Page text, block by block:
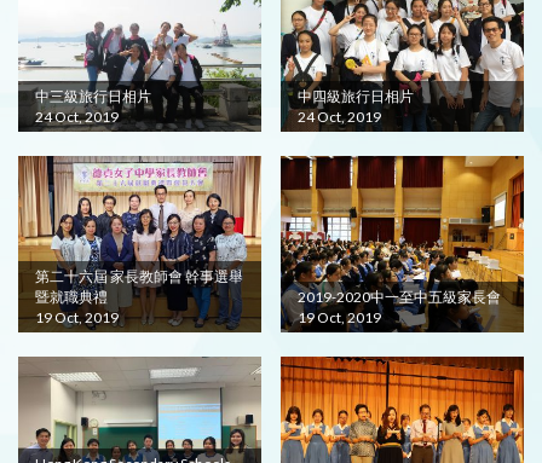
中三級旅行日相片
24 Oct, 2019
中四級旅行日相片
24 Oct, 2019
第二十六屆 家長教師會 幹事選舉
暨就職典禮
19 Oct, 2019
2019-2020中一至中五級家長會
19 Oct, 2019